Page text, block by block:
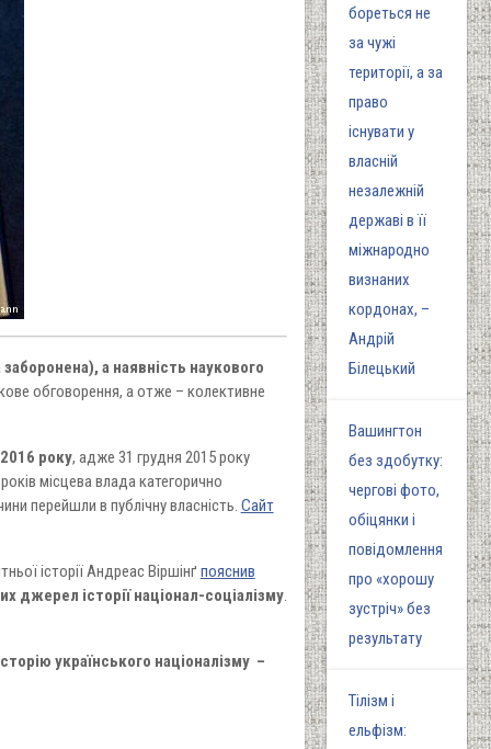
а наявність наукового
обговорення, а отже – колективне
року, адже 31 грудня 2015 року
місцева влада категорично
перейшли в публічну власність. Сайт
історії Андреас Віршінґ пояснив
джерел історії націонал-соціалізму.
українського націоналізму –
бореться не
за чужі
території, а за
право
існувати у
власній
незалежній
державі в її
міжнародно
визнаних
кордонах, –
Андрій
Білецький
Вашингтон
без здобутку:
чергові фото,
обіцянки і
повідомлення
про «хорошу
зустріч» без
результату
Тілізм і
ельфізм: